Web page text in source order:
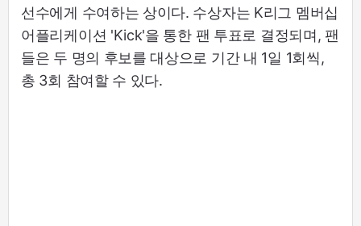
선수에게 수여하는 상이다. 수상자는 K리그 멤버십
어플리케이션 'Kick'을 통한 팬 투표로 결정되며, 팬
들은 두 명의 후보를 대상으로 기간 내 1일 1회씩,
총 3회 참여할 수 있다.